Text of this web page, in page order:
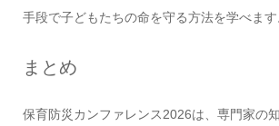
手段で子どもたちの命を守る方法を学べます
まとめ
保育防災カンファレンス2026は、専門家の